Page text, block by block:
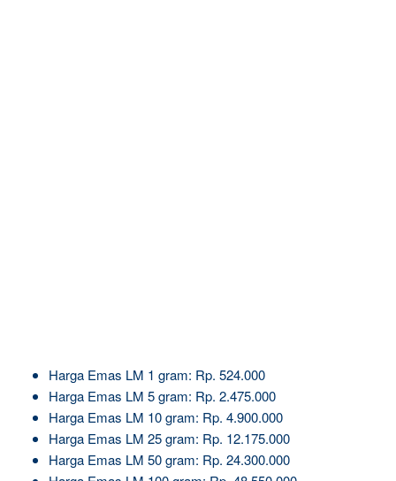
Harga Emas LM 1 gram: Rp. 524.000
Harga Emas LM 5 gram: Rp. 2.475.000
Harga Emas LM 10 gram: Rp. 4.900.000
Harga Emas LM 25 gram: Rp. 12.175.000
Harga Emas LM 50 gram: Rp. 24.300.000